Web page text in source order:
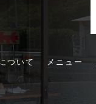
ついて メニュー